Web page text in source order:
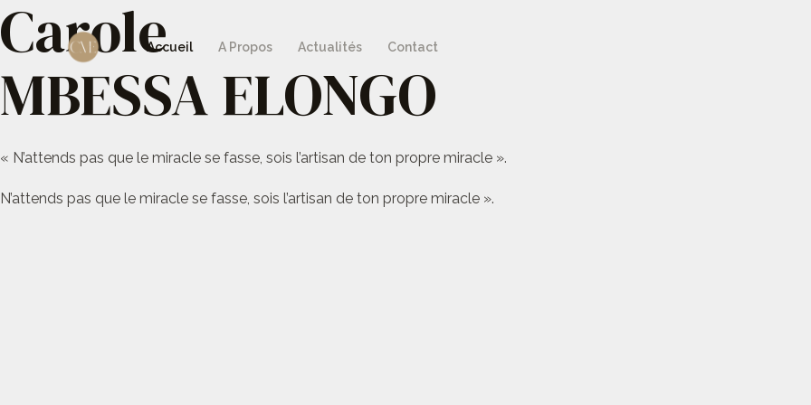
Aller
au
Accueil A Propos Actualités Contact
Carole
MBESSA ELONGO
« N’attends pas que le miracle se fasse, sois l’artisan de ton propre miracle ».
N’attends pas que le miracle se fasse, sois l’artisan de ton propre miracle ».